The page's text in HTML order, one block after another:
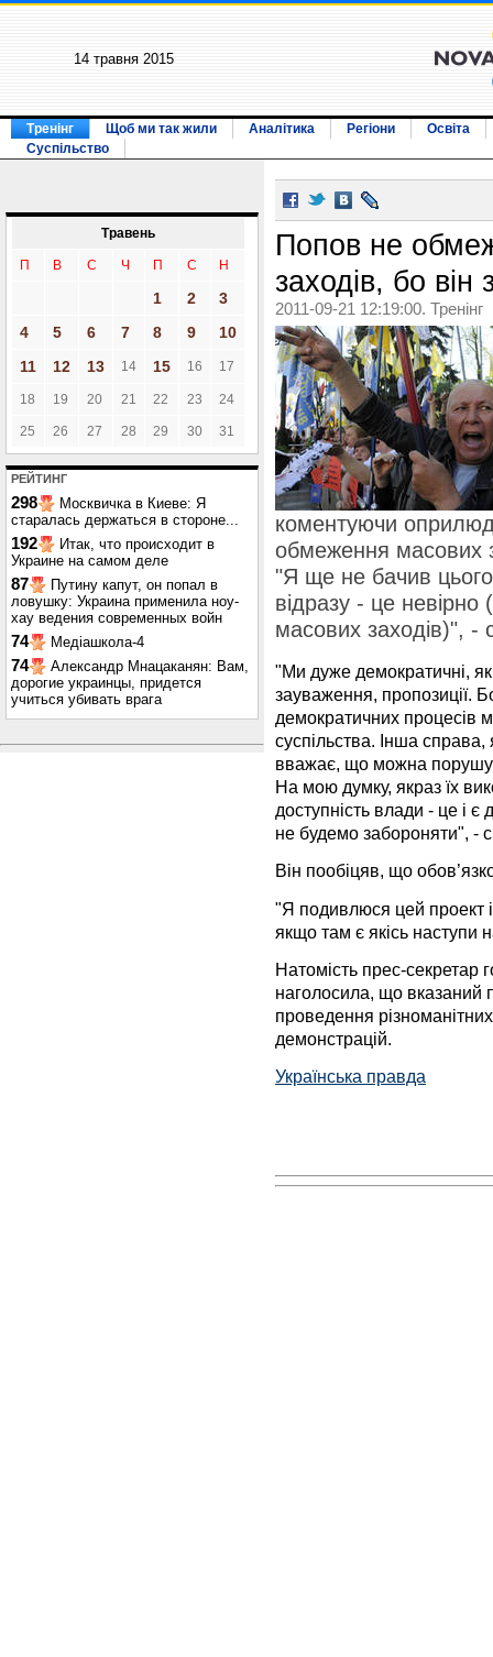
14 травня 2015
Тренінг Щоб ми так жили Аналітика Регіони
Освіта
Суспільство
Травень
П В С Ч П С Н
1 2
3
4
5 6 7 8 9
10
11
12 13 14 15 16 17
18 19 20 21 22 23 24
25 26 27 28 29 30 31
РЕЙТИНГ
298
Москвичка в Киеве: Я
старалась держаться в стороне...
192
Итак, что происходит в
Украине на самом деле
87
Путину капут, он попал в
ловушку: Украина применила ноу-
хау ведения современных войн
74 Медіашкола-4
74
Александр Мнацаканян: Вам,
дорогие украинцы, придется
учиться убивать врага
Попов не
заходів, бо він
2011-09-21 12:19:00. Тренінг
коментуючи
обмеження масових
"Я ще не бачив
відразу - це
масових заходів)", -
"Ми дуже демократичні,
зауваження, пропозиції.
демократичних процесів
суспільства. Інша справа,
вважає, що можна
На мою думку, якраз їх
доступність влади - це і
не будемо забороняти", -
Він пообіцяв, що
"Я подивлюся цей проект і
якщо там є якісь наступи
Натомість прес-секретар
наголосила, що вказаний
проведення
демонстрацій.
Українська правда